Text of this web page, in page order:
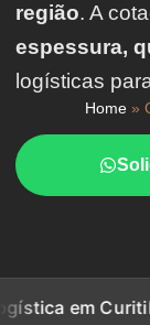
região. A
espessura,
logísticas
Home»
PR